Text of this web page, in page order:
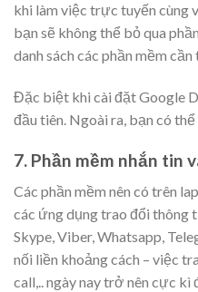
khi làm việc trực tuyến cùng
bạn sẽ không thể bỏ qua
danh sách các phần mềm
Đặc biệt khi cài đặt Google
đầu tiên. Ngoài ra, bạn có
7. Phần mềm nhắn tin
Các phần mềm nên có trên
các ứng dụng trao đổi thông
Skype, Viber, Whatsapp,
nối liền khoảng cách – việc
call,.. ngày nay trở nên cực kì